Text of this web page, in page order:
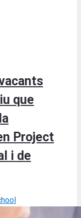
que
Project
i de